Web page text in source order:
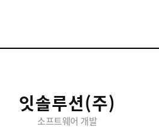
잇솔루션(주)
소프트웨어 개발